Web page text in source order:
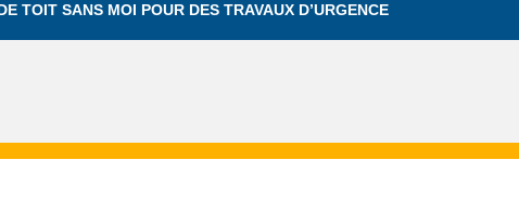
TOIT SANS MOI POUR DES TRAVAUX D’URGENCE